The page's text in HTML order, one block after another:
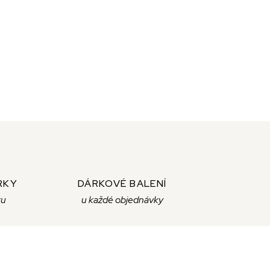
DÁRKOVÉ BALENÍ
u každé objednávky